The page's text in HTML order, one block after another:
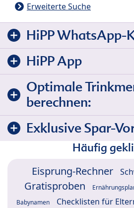
Erweiterte Suche
HiPP WhatsApp-
HiPP App
Optimale
berechnen:
Exklusive Spar-
Häufig
Eisprung-Rechner
Gratisproben
Babynamen Checklisten für